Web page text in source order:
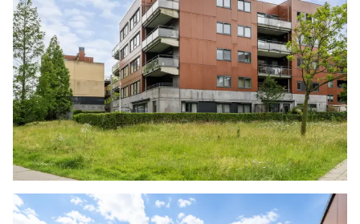
Na de trapopgang kom je op de overloop. Deze
is heerlijk licht dankzij de aanwezige ramen en
vanaf de overloop is er toegang tot de derde
slaapkamer en het dakterras, dat netjes is
voorzien van tegels.
De derde slaapkamer met vloerbedekking is
voorzien van een grote vaste kast en er hangt
een wastafel.